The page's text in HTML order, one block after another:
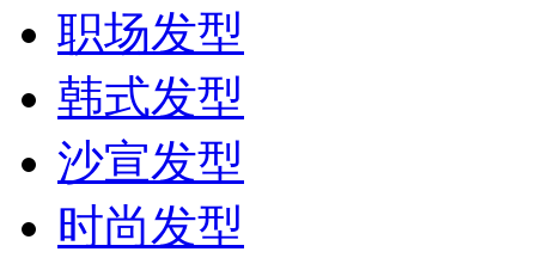
职场发型
韩式发型
沙宣发型
时尚发型